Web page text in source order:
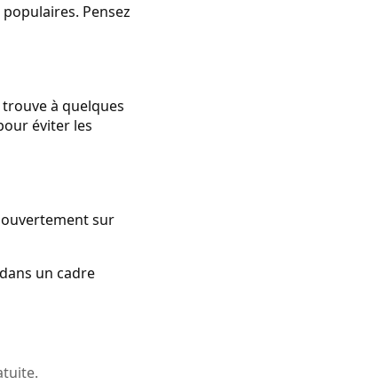
Pensez
à quelques
éviter les
sur
un cadre